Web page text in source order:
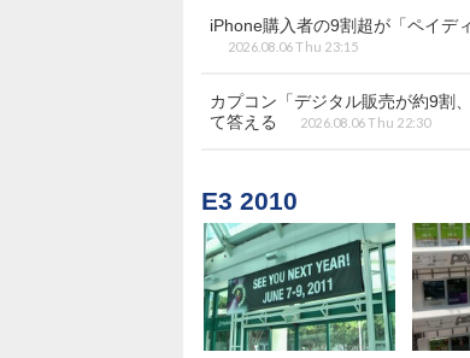
iPhone購入者の9割超が「ペイデ
2026.08.06 Thu 23:15
カプコン「デジタル販売が約9割
て答える
2026.08.06 Thu 22:30
E3 2010